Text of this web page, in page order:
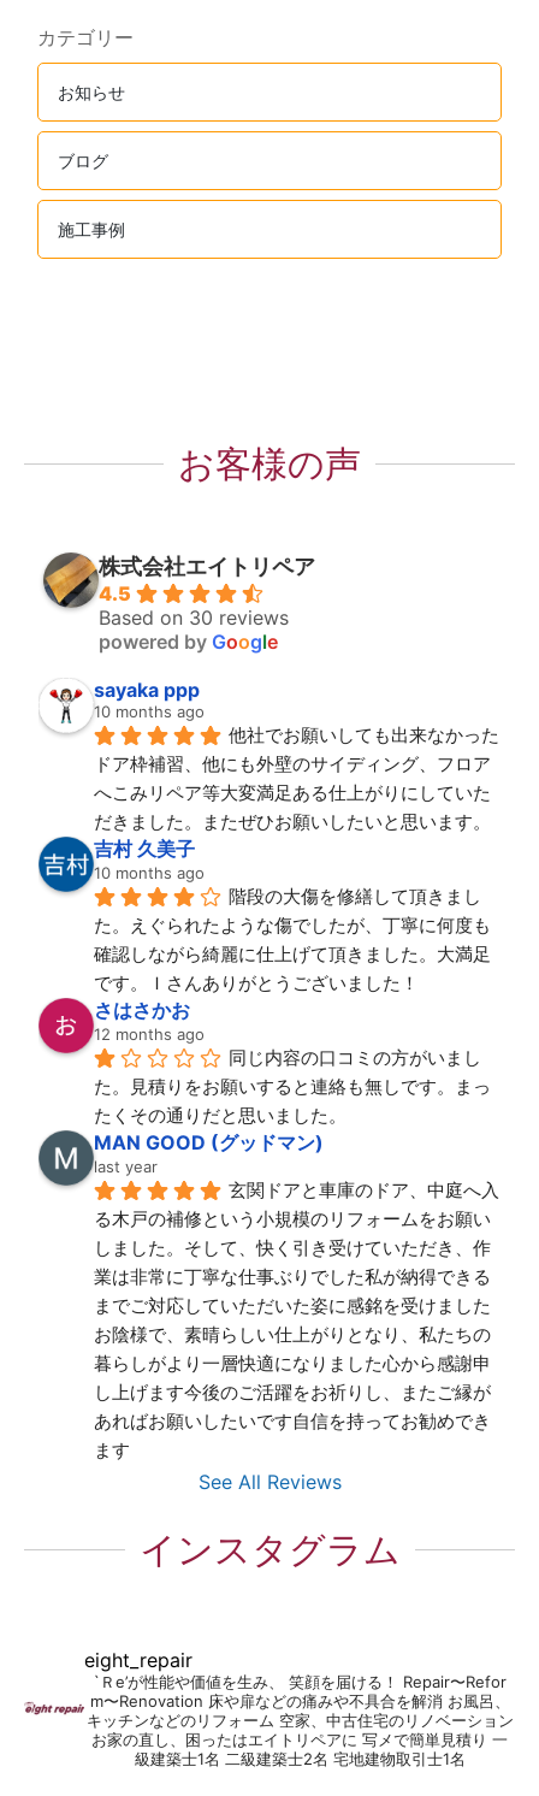
カテゴリー
お知らせ
ブログ
施工事例
お客様の声
株式会社エイトリペア
4.5
Based on 30 reviews
powered by Google
sayaka ppp
10 months ago
他社でお願いしても出来なかった
ドア枠補習、他にも外壁のサイディング、フロア
へこみリペア等大変満足ある仕上がりにしていた
だきました。またぜひお願いしたいと思います。
吉村 久美子
10 months ago
階段の大傷を修繕して頂きまし
た。えぐられたような傷でしたが、丁寧に何度も
確認しながら綺麗に仕上げて頂きました。大満足
です。Ｉさんありがとうございました！
さはさかお
12 months ago
同じ内容の口コミの方がいまし
た。見積りをお願いすると連絡も無しです。まっ
たくその通りだと思いました。
MAN GOOD (グッドマン)
last year
玄関ドアと車庫のドア、中庭へ入
る木戸の補修という小規模のリフォームをお願い
しました。そして、快く引き受けていただき、作
業は非常に丁寧な仕事ぶりでした私が納得できる
までご対応していただいた姿に感銘を受けました
お陰様で、素晴らしい仕上がりとなり、私たちの
暮らしがより一層快適になりました心から感謝申
し上げます今後のご活躍をお祈りし、またご縁が
あればお願いしたいです自信を持ってお勧めでき
ます
See All Reviews
インスタグラム
eight_repair
`Ｒe’が性能や価値を生み、 笑顔を届ける！
Repair〜Refor
m〜Renovation 床や扉などの痛みや不具合を解消 お風呂、
キッチンなどのリフォーム 空家、中古住宅のリノベーション
お家の直し、困ったはエイトリペアに 写メで簡単見積り 一
級建築士1名 二級建築士2名 宅地建物取引士1名